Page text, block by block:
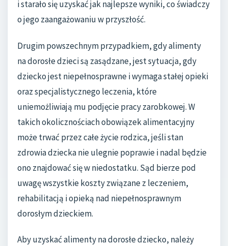
i starało się uzyskać jak najlepsze wyniki, co świadczy
o jego zaangażowaniu w przyszłość.
Drugim powszechnym przypadkiem, gdy alimenty
na dorosłe dzieci są zasądzane, jest sytuacja, gdy
dziecko jest niepełnosprawne i wymaga stałej opieki
oraz specjalistycznego leczenia, które
uniemożliwiają mu podjęcie pracy zarobkowej. W
takich okolicznościach obowiązek alimentacyjny
może trwać przez całe życie rodzica, jeśli stan
zdrowia dziecka nie ulegnie poprawie i nadal będzie
ono znajdować się w niedostatku. Sąd bierze pod
uwagę wszystkie koszty związane z leczeniem,
rehabilitacją i opieką nad niepełnosprawnym
dorosłym dzieckiem.
Aby uzyskać alimenty na dorosłe dziecko, należy